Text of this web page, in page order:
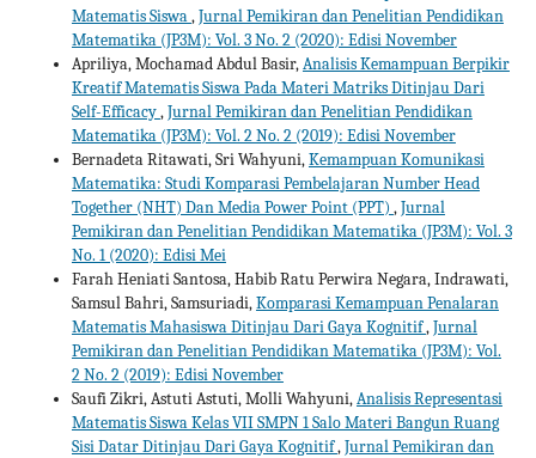
Matematis Siswa,Jurnal Pemikiran dan Penelitian Pendidikan
Matematika (JP3M): Vol. 3 No. 2 (2020): Edisi November
Apriliya, Mochamad Abdul Basir,Analisis Kemampuan Berpikir
Kreatif Matematis Siswa Pada Materi Matriks Ditinjau Dari
Self-Efficacy,Jurnal Pemikiran dan Penelitian Pendidikan
Matematika (JP3M): Vol. 2 No. 2 (2019): Edisi November
Bernadeta Ritawati, Sri Wahyuni,Kemampuan Komunikasi
Matematika: Studi Komparasi Pembelajaran Number Head
Together (NHT) Dan Media Power Point (PPT) ,Jurnal
Pemikiran dan Penelitian Pendidikan Matematika (JP3M): Vol. 3
No. 1 (2020): Edisi Mei
Farah Heniati Santosa, Habib Ratu Perwira Negara, Indrawati,
Samsul Bahri, Samsuriadi,Komparasi Kemampuan Penalaran
Matematis Mahasiswa Ditinjau Dari Gaya Kognitif,Jurnal
Pemikiran dan Penelitian Pendidikan Matematika (JP3M): Vol.
2 No. 2 (2019): Edisi November
Saufi Zikri, Astuti Astuti, Molli Wahyuni,Analisis Representasi
Matematis Siswa Kelas VII SMPN 1 Salo Materi Bangun Ruang
Sisi Datar Ditinjau Dari Gaya Kognitif,Jurnal Pemikiran dan